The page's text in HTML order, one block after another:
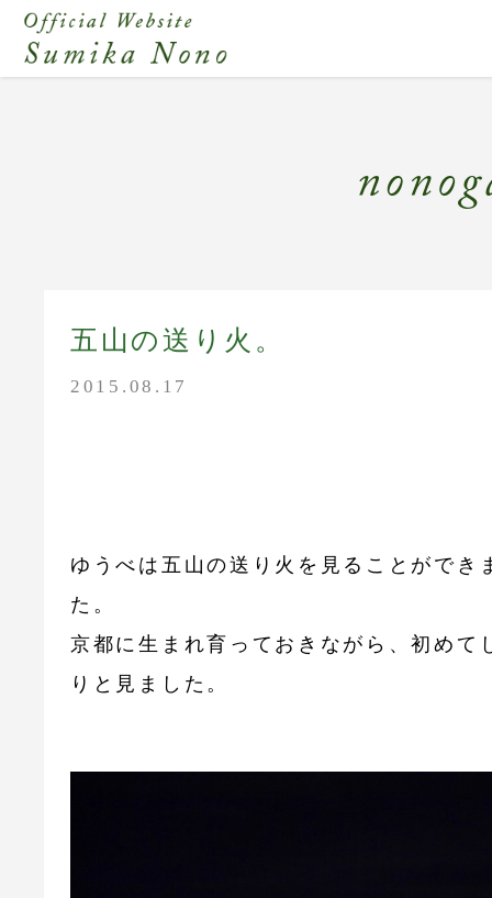
五山の送り火。
2015.08.17
ゆうべは五山の送り火を見ることができ
た。
京都に生まれ育っておきながら、初めて
りと見ました。